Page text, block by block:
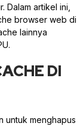
Dalam artikel ini,
browser web di
lainnya
DI
untuk menghapus